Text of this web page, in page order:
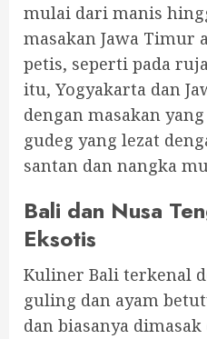
mulai dari manis
masakan Jawa Timur
petis, seperti pada
itu, Yogyakarta dan
dengan masakan
gudeg yang lezat
santan dan nangka
Bali dan Nusa
Eksotis
Kuliner Bali terkenal
guling dan ayam
dan biasanya